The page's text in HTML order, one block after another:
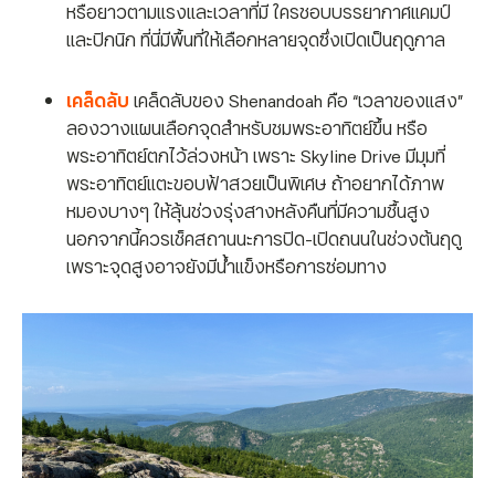
หรือยาวตามแรงและเวลาที่มี ใครชอบบรรยากาศแคมป์
และปิกนิก ที่นี่มีพื้นที่ให้เลือกหลายจุดซึ่งเปิดเป็นฤดูกาล
เคล็ดลับ เคล็ดลับของ Shenandoah คือ “เวลาของแสง”
ลองวางแผนเลือกจุดสำหรับชมพระอาทิตย์ขึ้น หรือ
พระอาทิตย์ตกไว้ล่วงหน้า เพราะ Skyline Drive มีมุมที่
พระอาทิตย์แตะขอบฟ้าสวยเป็นพิเศษ ถ้าอยากได้ภาพ
หมองบางๆ ให้ลุ้นช่วงรุ่งสางหลังคืนที่มีความชื้นสูง
นอกจากนี้ควรเช็คสถานนะการปิด-เปิดถนนในช่วงต้นฤดู
เพราะจุดสูงอาจยังมีน้ำแข็งหรือการซ่อมทาง